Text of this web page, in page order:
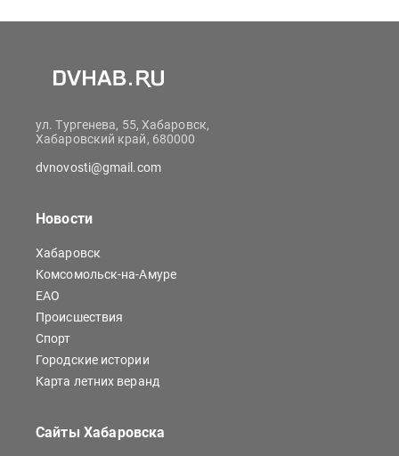
ул. Тургенева, 55, Хабаровск,
Хабаровский край, 680000
dvnovosti@gmail.com
Новости
Хабаровск
Комсомольск-на-Амуре
ЕАО
Происшествия
Спорт
Городские истории
Карта летних веранд
Сайты Хабаровска